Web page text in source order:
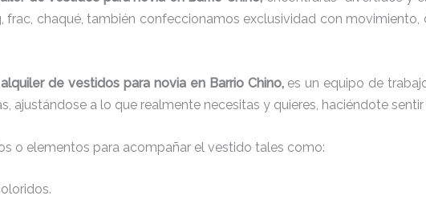
frac, chaqué, también confeccionamos exclusividad con
alquiler de vestidos para novia en Barrio Chino,es un equipo de
ajustándose a lo que realmente necesitas y quieres, haciéndote
o elementos para acompañar el vestido tales como: